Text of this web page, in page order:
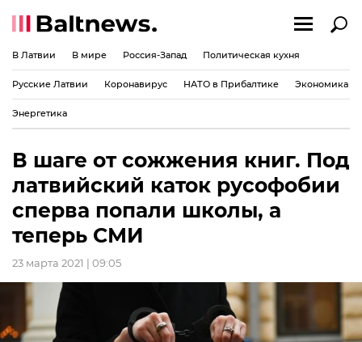
В Латвии В мире Россия-Запад Политическая кухня
Русские Латвии Коронавирус НАТО в Прибалтике Экономика
Энергетика
В шаге от сожжения книг. Под
латвийский каток русофобии
сперва попали школы, а
теперь СМИ
23 марта 2021 | 09:05